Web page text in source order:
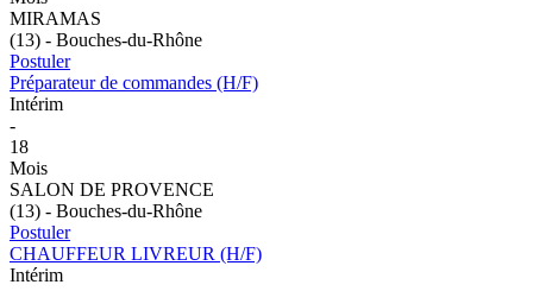
MIRAMAS
(13) - Bouches-du-Rhône
Postuler
Préparateur de commandes (H/F)
Intérim
-
18
Mois
SALON DE PROVENCE
(13) - Bouches-du-Rhône
Postuler
CHAUFFEUR LIVREUR (H/F)
Intérim